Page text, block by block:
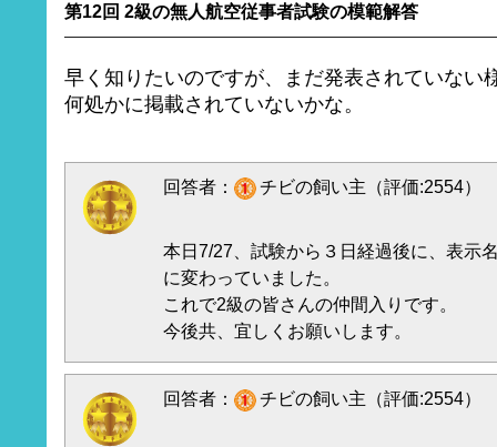
第12回 2級の無人航空従事者試験の模範解答
早く知りたいのですが、まだ発表されていない
何処かに掲載されていないかな。
回答者： チビの飼い主（評価:2554）
本日7/27、試験から３日経過後に、表示
に変わっていました。
これで2級の皆さんの仲間入りです。
今後共、宜しくお願いします。
回答者： チビの飼い主（評価:2554）